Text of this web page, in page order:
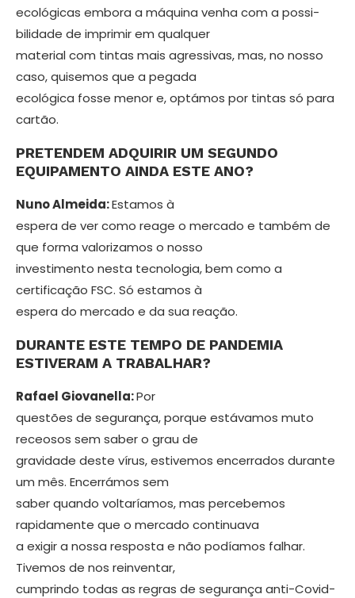
ecológicas embora a máquina venha com a possi­
bilidade de imprimir em qualquer
ma­terial com tintas mais agressivas, mas, no nosso
caso, quisemos que a pegada
ecológica fosse menor e, optámos por tintas só para
cartão.
PRETENDEM ADQUIRIR UM SEGUNDO
EQUIPAMENTO AINDA ESTE ANO?
Nuno Almeida:Estamos à
espera de ver como reage o mercado e também de
que forma valorizamos o nosso
inves­timento nesta tecnologia, bem como a
certificação FSC. Só estamos à
espera do mercado e da sua reação.
DURANTE ESTE TEMPO DE PANDEMIA
ESTIVERAM A TRABALHAR?
Rafael Giovanella:Por
questões de se­gurança, porque estávamos muto
receo­sos sem saber o grau de
gravidade deste vírus, estivemos encerrados durante
um mês. Encerrámos sem
saber quando vol­taríamos, mas percebemos
rapidamente que o mercado continuava
a exigir a nossa resposta e não podíamos falhar.
Tivemos de nos reinventar,
cumprindo todas as regras de segurança anti-Covid-